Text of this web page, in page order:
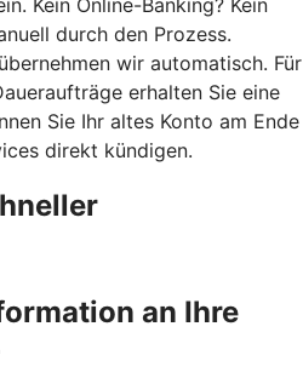
durch den Prozess.
wir automatisch. Für
erhalten Sie eine
Sie Ihr altes Konto am Ende
direkt kündigen.
an Ihre